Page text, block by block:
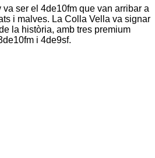
va ser el 4de10fm que van arribar a
i malves. La Colla Vella va signar
la història, amb tres premium
i 4de9sf.